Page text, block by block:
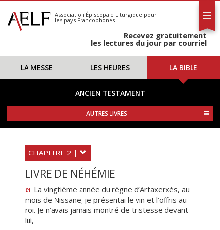
S'abonner
Calendrier
Association Épiscopale Liturgique pour
les pays Francophones
Recevez gratuitement
les lectures du jour par courriel
LA MESSE LES HEURES LA BIBLE
ANCIEN TESTAMENT
AUTRES LIVRES
CHAPITRE 2 |
LIVRE DE NÉHÉMIE
01 La vingtième année du règne d’Artaxerxès, au
mois de Nissane, je présentai le vin et l’offris au
roi. Je n’avais jamais montré de tristesse devant
lui,